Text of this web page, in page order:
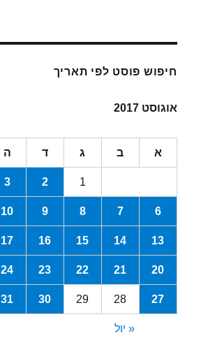
חיפוש פוסט לפי תאריך
אוגוסט 2017
א ב ג ד ה
1
2
3
6
7
8
9
10
13
14
15
16
17
20
21
22
23
24
27
28
29
30
31
« יול